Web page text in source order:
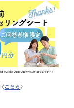
こちら〉